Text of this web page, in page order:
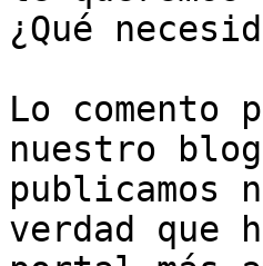
¿Qué
Lo comento
nuestro
publicamos
verdad que